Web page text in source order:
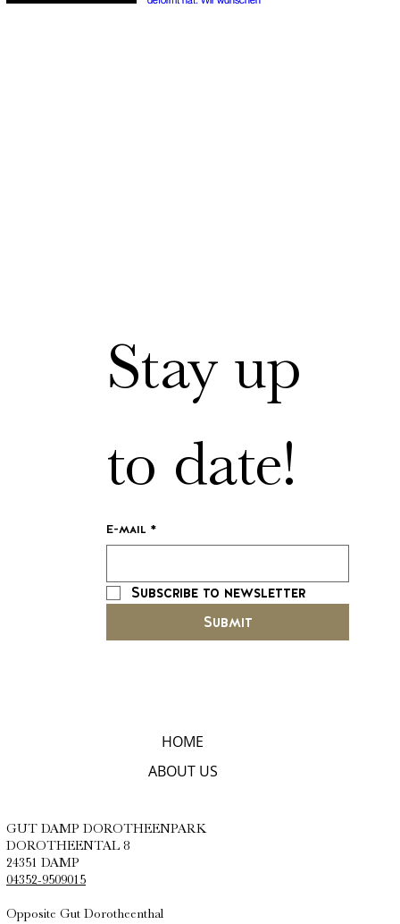
HOME
ABOUT US
GUT DAMP DOROTHEENPARK
DOROTHEENTAL 8
24351 DAMP
04352-9509015
Opposite Gut Dorotheenthal
Stay up
to date!
E-mail *
Subscribe to newsletter
Submit